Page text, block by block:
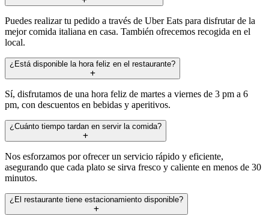
Puedes realizar tu pedido a través de Uber Eats para disfrutar de la
mejor comida italiana en casa. También ofrecemos recogida en el
local.
¿Está disponible la hora feliz en el restaurante?
Sí, disfrutamos de una hora feliz de martes a viernes de 3 pm a 6
pm, con descuentos en bebidas y aperitivos.
¿Cuánto tiempo tardan en servir la comida?
Nos esforzamos por ofrecer un servicio rápido y eficiente,
asegurando que cada plato se sirva fresco y caliente en menos de 30
minutos.
¿El restaurante tiene estacionamiento disponible?